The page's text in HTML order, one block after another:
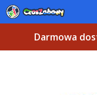
Darmowa